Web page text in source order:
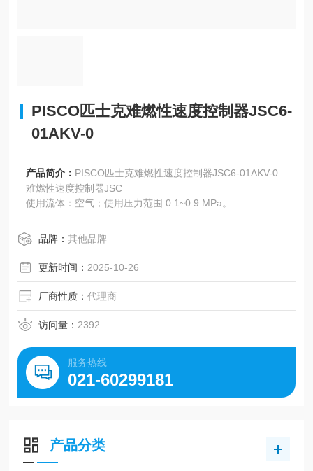
PISCO匹士克难燃性速度控制器JSC6-
01AKV-0
产品简介： PISCO匹士克难燃性速度控制器JSC6-01AKV-0
难燃性速度控制器JSC
使用流体：空气；使用压力范围:0.1~0.9 MPa。
品牌：其他品牌
更新时间： 2025-10-26
厂商性质：代理商
访问量： 2392
服务热线
021-60299181
产品分类